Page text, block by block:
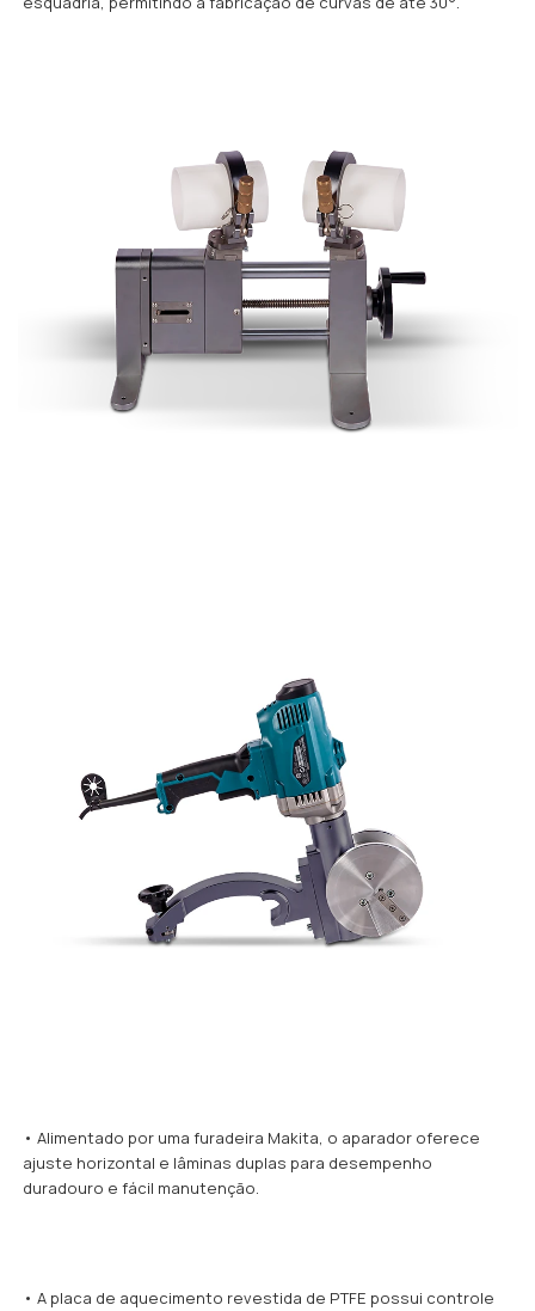
• Alimentado por uma furadeira Makita, o aparador oferece
ajuste horizontal e lâminas duplas para desempenho
duradouro e fácil manutenção.
• A placa de aquecimento revestida de PTFE possui controle